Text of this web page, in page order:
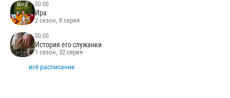
00:00
Ира
2 сезон, 8 серия
00:00
История его служанки
1 сезон, 32 серия
всё расписание